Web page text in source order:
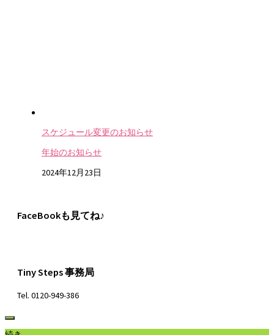
スケジュール変更のお知らせ
年始のお知らせ
2024年12月23日
FaceBookも見てね♪
Tiny Steps 事務局
Tel. 0120-949-386